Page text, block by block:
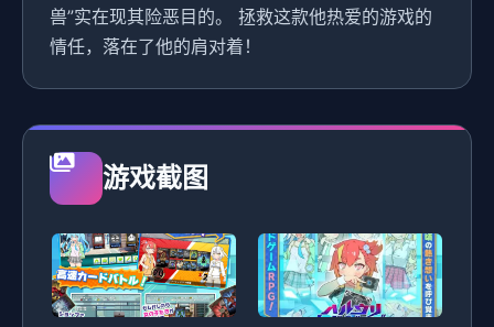
兽”实在现其险恶目的。 拯救这款他热爱的游戏的
情任，落在了他的肩对着！
游戏截图